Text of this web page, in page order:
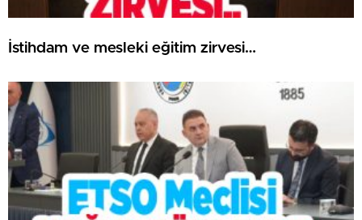
İstihdam ve mesleki eğitim zirvesi…